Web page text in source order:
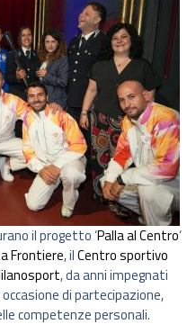
il progetto ‘Palla al Centro‘
Frontiere, ilCentro sportivo
, da anni impegnati
di partecipazione,
competenze personali.